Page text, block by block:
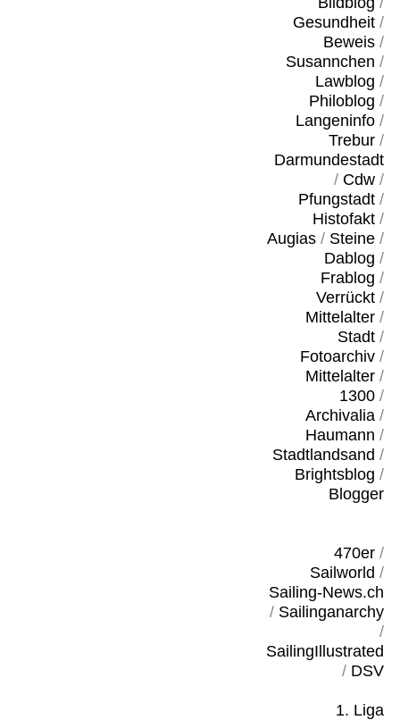
Gesundheit/
Beweis/
Susannchen /
Lawblog /
Philoblog /
Langeninfo/
Trebur/
Darmundestadt
/ Cdw/
Pfungstadt/
Histofakt/
Augias/ Steine/
Dablog /
Frablog /
Verrückt/
Mittelalter/
Stadt/
Fotoarchiv/
Mittelalter/
1300/
Archivalia/
Haumann /
Stadtlandsand /
Brightsblog /
Blogger
470er/
Sailworld /
Sailing-News.ch
/ Sailinganarchy
/
SailingIllustrated
/ DSV
1. Liga